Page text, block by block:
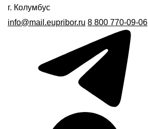
г. Колумбус
info@mail.eupribor.ru 8 800 770-09-06